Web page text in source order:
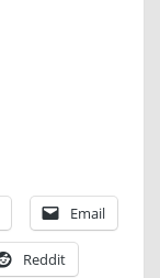
Email
Reddit